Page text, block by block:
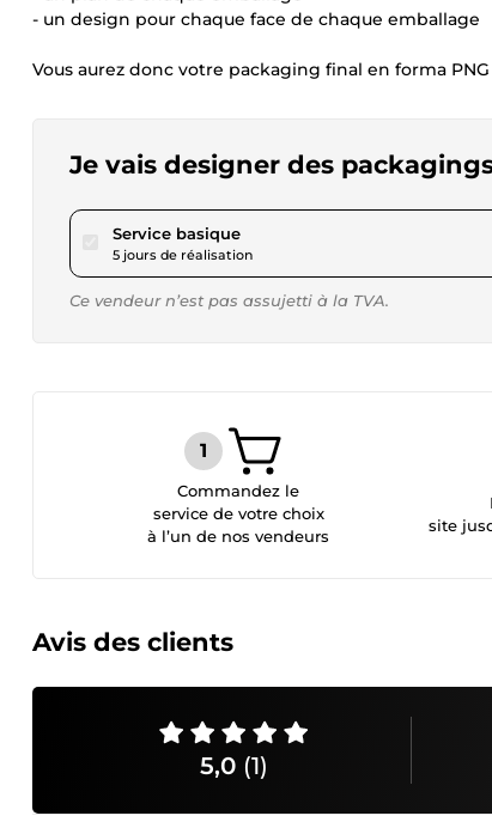
- un design pour chaque face de chaque emballage
Vous aurez donc votre packaging final en forma
Je vais designer des
Service basiquepour 28,90 $US
5 jours de réalisation
Ce vendeur n’est pas assujetti à la TVA.
Commandez le
service de votre choix
à l’un de nos vendeurs
site
Avis des clients
5,0 (1)